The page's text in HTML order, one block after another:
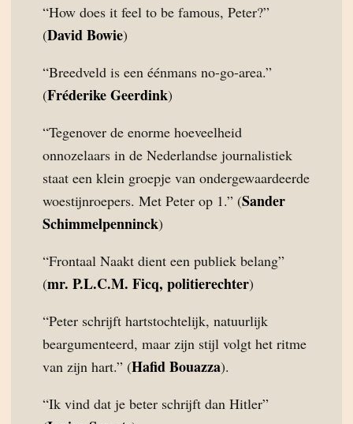
“How does it feel to be famous, Peter?”
(David Bowie)
“Breedveld is een éénmans no-go-area.”
(Fréderike Geerdink)
“Tegenover de enorme hoeveelheid
onnozelaars in de Nederlandse journalistiek
staat een klein groepje van ondergewaardeerde
woestijnroepers. Met Peter op 1.” (Sander
Schimmelpenninck)
“Frontaal Naakt dient een publiek belang”
(mr. P.L.C.M. Ficq, politierechter)
“Peter schrijft hartstochtelijk, natuurlijk
beargumenteerd, maar zijn stijl volgt het ritme
van zijn hart.” (Hafid Bouazza).
“Ik vind dat je beter schrijft dan Hitler”